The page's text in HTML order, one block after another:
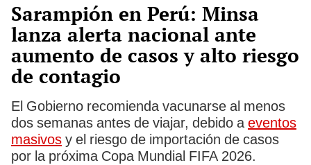
Sarampión en Perú: Minsa
lanza alerta nacional ante
aumento de casos y alto riesgo
de contagio
El Gobierno recomienda vacunarse al menos
dos semanas antes de viajar, debido a eventos
masivos y el riesgo de importación de casos
por la próxima Copa Mundial FIFA 2026.